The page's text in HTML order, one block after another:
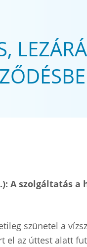
A
szünetel a
el az úttest alatt